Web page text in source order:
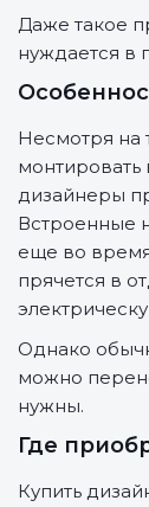
Даже такое
нуждается в
Несмотря на
монтировать
дизайнеры
Встроенные
еще во
прячется в
Однако
можно
нужны.
Где
Купить